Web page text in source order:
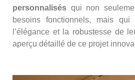
personnalisés qui non
besoins fonctionnels, mais qui
l’élégance et la robustesse de
aperçu détaillé de ce projet